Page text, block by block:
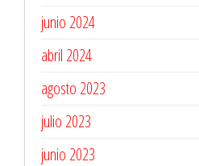
junio 2024
abril 2024
agosto 2023
julio 2023
junio 2023